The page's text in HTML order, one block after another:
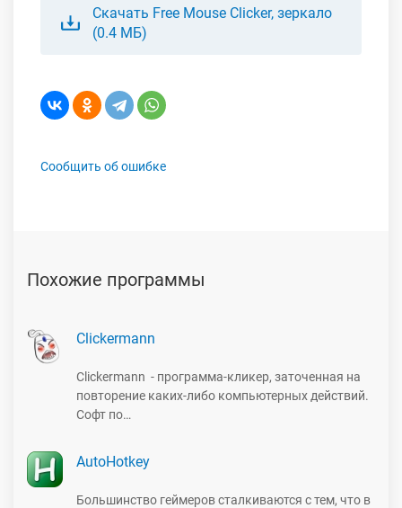
Скачать Free Mouse Clicker, зеркало
(0.4 МБ)
Сообщить об ошибке
Похожие программы
Clickermann
Clickermann - программа-кликер, заточенная на
повторение каких-либо компьютерных действий.
Софт по…
AutoHotkey
Большинство геймеров сталкиваются с тем, что в